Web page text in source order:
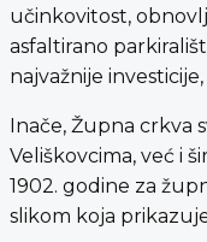
učinkovitost,
asfaltirano
najvažnije
Inače, Župna
Veliškovcima, već i
1902. godine za
slikom koja